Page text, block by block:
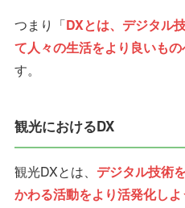
つまり「DXとは、デジタル
て人々の生活をより良いも
す。
観光におけるDX
観光DXとは、 デジタル技術
かわる活動をより活発化し